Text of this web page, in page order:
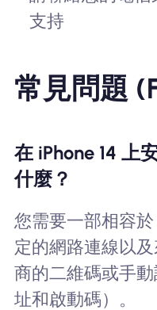
支持
常見問題
在 iPhone 14 上
什麼？
您需要一部相容於
定的網路連線以
商的二維碼或手
址和啟動碼）。